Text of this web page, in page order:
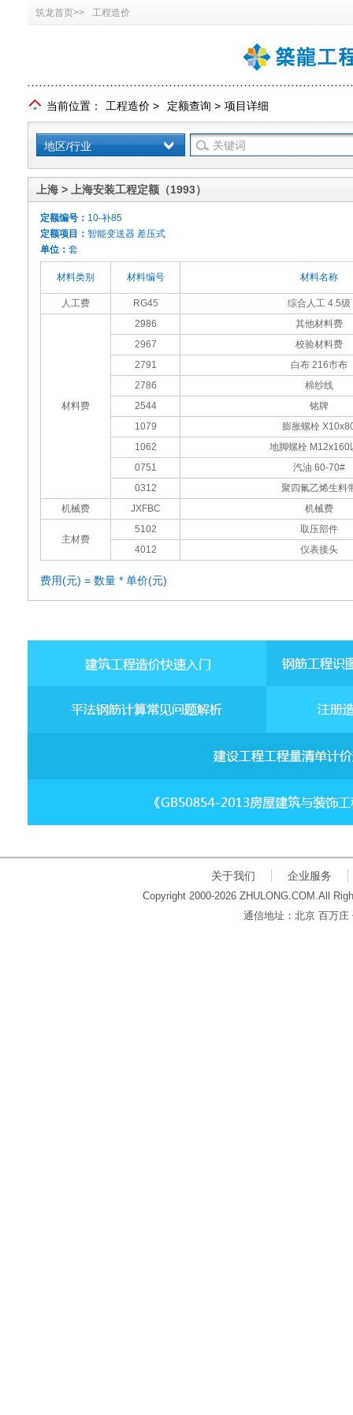
筑龙首页>> 工程造价
当前位置： 工程造价 > 定额查询 > 项目详细
地区/行业
上海 > 上海安装工程定额（1993）
定额编号： 10-补85
定额项目： 智能变送器 差压式
单位： 套
材料类别 材料编号 材料名称
人工费 RG45 综合人工 4.5级
材料费
2986
其他材料费
2967
校验材料费
2791
白布 216市布
2786
棉纱线
2544
铭牌
1079
膨胀螺栓
1062
地脚螺栓 M12x160
0751
汽油 60-70#
0312
聚四氟乙烯生料
机械费
JXFBC 机械费
主材费
5102
取压部件
4012
仪表接头
费用(元) = 数量 * 单价(元)
关于我们 企业服务
Copyright 2000-2026 ZHULONG.COM.All
通信地址：北京 百万